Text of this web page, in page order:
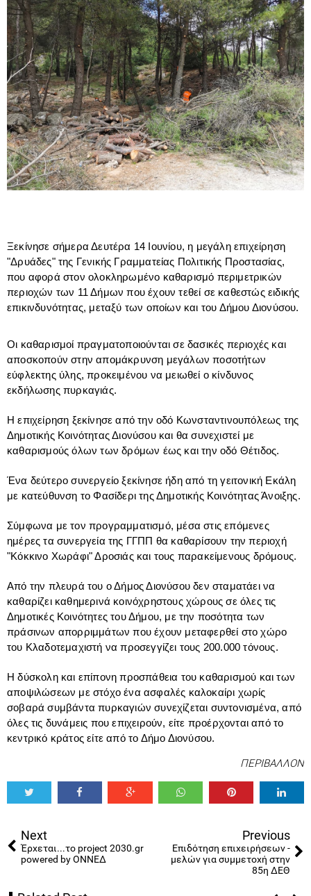
Ξεκίνησε σήμερα Δευτέρα 14 Ιουνίου, η μεγάλη επιχείρηση
"Δρυάδες" της Γενικής Γραμματείας Πολιτικής Προστασίας,
που αφορά στον ολοκληρωμένο καθαρισμό περιμετρικών
περιοχών των 11 Δήμων που έχουν τεθεί σε καθεστώς ειδικής
επικινδυνότητας, μεταξύ των οποίων και του Δήμου Διονύσου.
Οι καθαρισμοί πραγματοποιούνται σε δασικές περιοχές και
αποσκοπούν στην απομάκρυνση μεγάλων ποσοτήτων
εύφλεκτης ύλης, προκειμένου να μειωθεί ο κίνδυνος
εκδήλωσης πυρκαγιάς.
Η επιχείρηση ξεκίνησε από την οδό Κωνσταντινουπόλεως της
Δημοτικής Κοινότητας Διονύσου και θα συνεχιστεί με
καθαρισμούς όλων των δρόμων έως και την οδό Θέτιδος.
Ένα δεύτερο συνεργείο ξεκίνησε ήδη από τη γειτονική Εκάλη
με κατεύθυνση το Φασίδερι της Δημοτικής Κοινότητας Άνοιξης.
Σύμφωνα με τον προγραμματισμό, μέσα στις επόμενες
ημέρες τα συνεργεία της ΓΓΠΠ θα καθαρίσουν την περιοχή
"Κόκκινο Χωράφι" Δροσιάς και τους παρακείμενους δρόμους.
Από την πλευρά του ο Δήμος Διονύσου δεν σταματάει να
καθαρίζει καθημερινά κοινόχρηστους χώρους σε όλες τις
Δημοτικές Κοινότητες του Δήμου, με την ποσότητα των
πράσινων απορριμμάτων που έχουν μεταφερθεί στο χώρο
του Κλαδοτεμαχιστή να προσεγγίζει τους 200.000 τόνους.
Η δύσκολη και επίπονη προσπάθεια του καθαρισμού και των
αποψιλώσεων με στόχο ένα ασφαλές καλοκαίρι χωρίς
σοβαρά συμβάντα πυρκαγιών συνεχίζεται συντονισμένα, από
όλες τις δυνάμεις που επιχειρούν, είτε προέρχονται από το
κεντρικό κράτος είτε από το Δήμο Διονύσου.
ΠΕΡΙΒΑΛΛΟΝ
Next
Έρχεται...το project 2030.gr
powered by ΟΝΝΕΔ
Previous
Επιδότηση επιχειρήσεων -
μελών για συμμετοχή στην
85η ΔΕΘ